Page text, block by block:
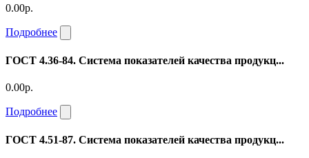
0.00р.
Подробнее
ГОСТ 4.36-84. Система показателей качества продукц...
0.00р.
Подробнее
ГОСТ 4.51-87. Система показателей качества продукц...